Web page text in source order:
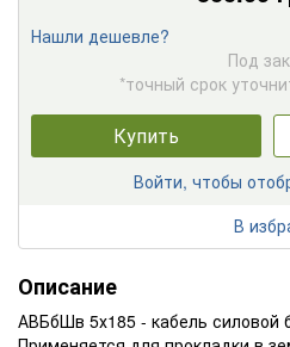
Нашли дешевле?
Под
*точный срок
Купить
Войти, чтобы
В
Описание
АВБбШв 5х185 - кабель силовой